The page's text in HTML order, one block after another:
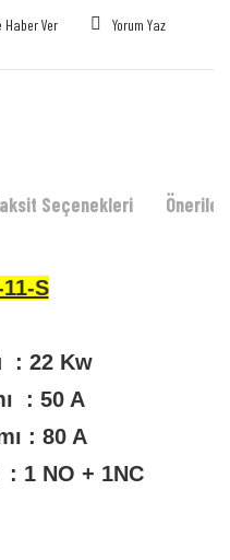
Haber Ver Yorum Yaz
Seçenekleri
S
: 22 Kw
: 50 A
: 80 A
: 1 NO + 1NC